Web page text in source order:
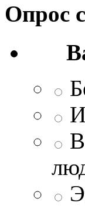
Опрос